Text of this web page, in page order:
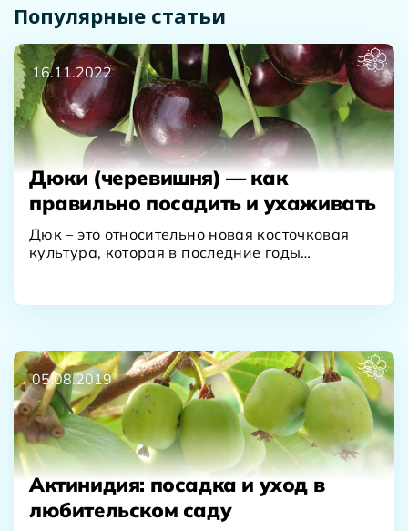
Популярные статьи
16.11.2022
Дюки (черевишня) — как
правильно посадить и ухаживать
Дюк – это относительно новая косточковая
культура, которая в последние годы
05.08.2019
Актинидия: посадка и уход в
любительском саду